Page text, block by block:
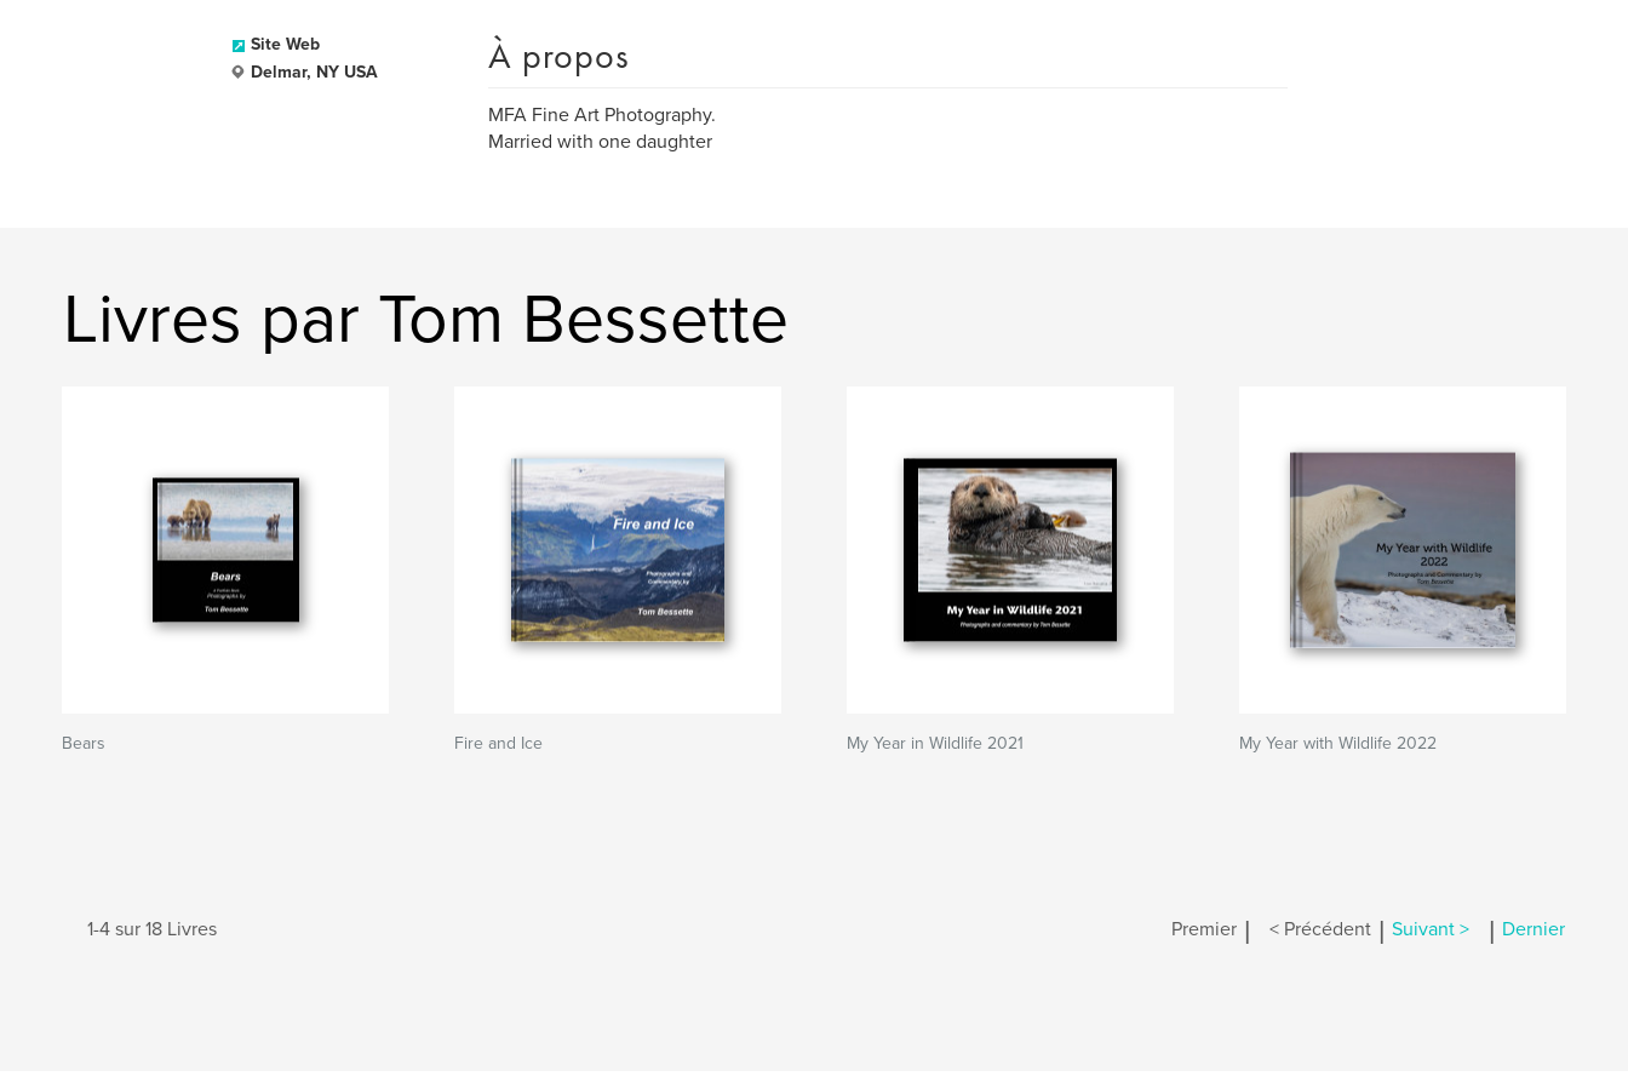
Site Web
Delmar, NY USA
À propos
MFA Fine Art Photography.
Married with one daughter
Livres par Tom Bessette
Bears Fire and Ice My Year in Wildlife 2021 My Year with Wildlife 2022
1-4 sur 18 Livres Premier | < Précédent | Suivant > | Dernier